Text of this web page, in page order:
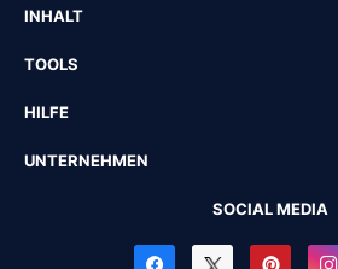
INHALT
TOOLS
HILFE
UNTERNEHMEN
SOCIAL MEDIA